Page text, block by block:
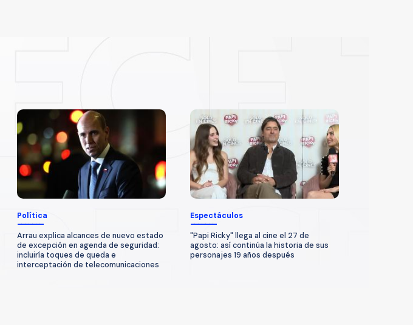
Política
Arrau explica alcances de nuevo estado
de excepción en agenda de seguridad:
incluiría toques de queda e
interceptación de telecomunicaciones
Espectáculos
"Papi Ricky" llega al cine el 27 de
agosto: así continúa la historia de sus
personajes 19 años después